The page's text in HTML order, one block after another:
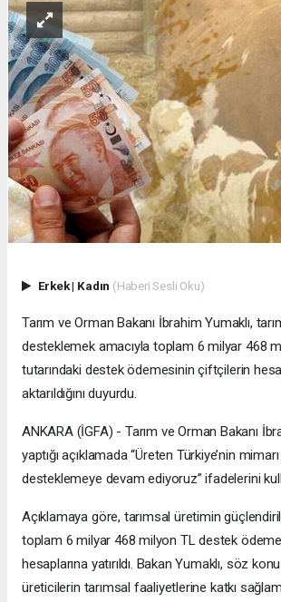
Erkek| Kadın (Haberi Sesli Oku)
Tarım ve Orman Bakanı İbrahim Yumaklı,
desteklemek amacıyla toplam 6 milyar 468
tutarındaki destek ödemesinin çiftçilerin
aktarıldığını duyurdu.
ANKARA (İGFA) - Tarım ve Orman Bakanı
yaptığı açıklamada “Üreten Türkiye’nin
desteklemeye devam ediyoruz” ifadelerini
Açıklamaya göre, tarımsal üretimin
toplam 6 milyar 468 milyon TL destek
hesaplarına yatırıldı. Bakan Yumaklı, söz
üreticilerin tarımsal faaliyetlerine katkı